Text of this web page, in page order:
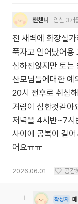
챈챈니 임신 3개
전 새벽에 화장실
푹자고 일어났어용
심하진않지만 토는
산모님들에대한 예
20시 전후로 취침
거림이 심한것같아
저녁을 4시반~7시
사이에 공복이 길
어요ㅠㅠ
2026.06.01 공감
작성자